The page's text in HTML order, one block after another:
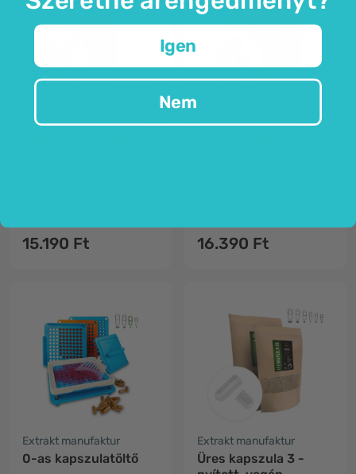
00-as méretű üres
15.190 Ft
Üres kapszula 2 -
16.390 Ft
Extrakt manufaktur
0-as kapszulatöltő
Extrakt manufaktur
Üres kapszula 3 -
Igen
Nem